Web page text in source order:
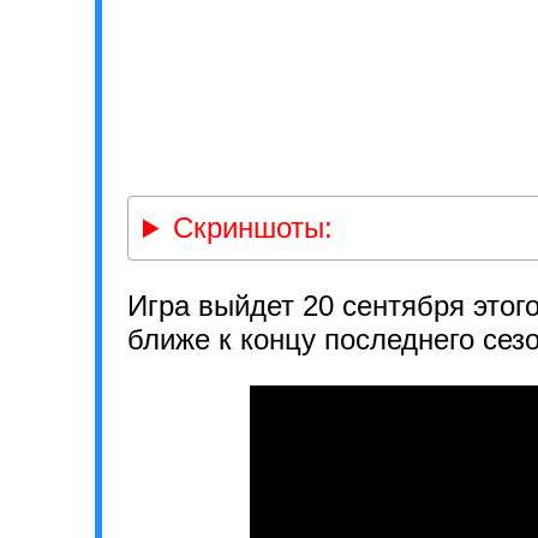
Скриншоты:
Игра выйдет 20 сентября
ближе к концу последнего